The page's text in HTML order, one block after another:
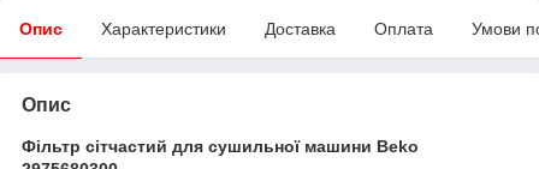
Опис Характеристики Доставка Оплата Умови
Опис
Фільтр сітчастий для сушильної машини Beko